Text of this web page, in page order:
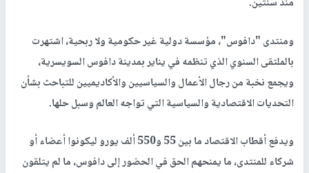
منذ سنتين.
ومنتدى "دافوس"، مؤسسة دولية غير حكومية ولا ربحية، اشتهرت
بالملتقى السنوي الذي تنظمه في يناير بمدينة دافوس السويسرية،
ويجمع نخبة من رجال الأعمال والسياسيين والأكاديميين للتباحث بشأن
التحديات الاقتصادية والسياسية التي تواجه العالم وسبل حلها.
ويدفع أقطاب الاقتصاد ما بين 55 و550 ألف يورو ليكونوا أعضاء أو
شركاء للمنتدى، ما يمنحهم الحق في الحضور إلى دافوس، ما لم يتلقون